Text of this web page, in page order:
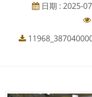
日期 : 2025-